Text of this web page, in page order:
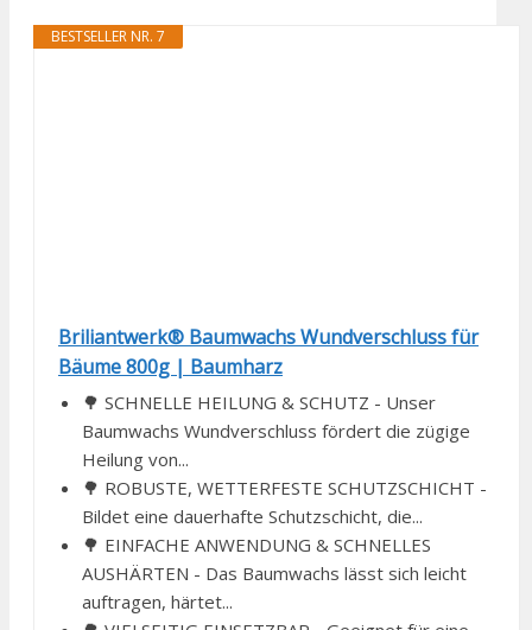
BESTSELLER NR. 7
Briliantwerk® Baumwachs Wundverschluss für
Bäume 800g | Baumharz
🌳 SCHNELLE HEILUNG & SCHUTZ - Unser
Baumwachs Wundverschluss fördert die zügige
Heilung von...
🌳 ROBUSTE, WETTERFESTE SCHUTZSCHICHT -
Bildet eine dauerhafte Schutzschicht, die...
🌳 EINFACHE ANWENDUNG & SCHNELLES
AUSHÄRTEN - Das Baumwachs lässt sich leicht
auftragen, härtet...